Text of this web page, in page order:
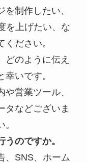
制作したい、
を上げたい、な
ださい。
どのように伝え
いです。
営業ツール、
タなどございま
のですか。
、SNS、ホーム